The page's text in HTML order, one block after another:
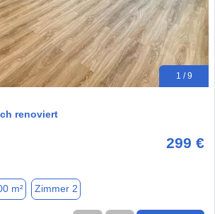
1 / 9
renoviert
299 €
m² Zimmer 2